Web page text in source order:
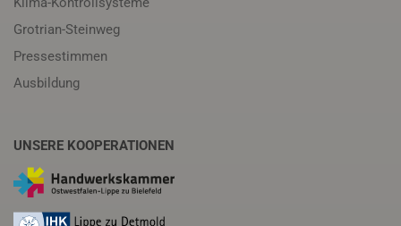
Grotrian-Steinweg
Pressestimmen
Ausbildung
UNSERE KOOPERATIONEN